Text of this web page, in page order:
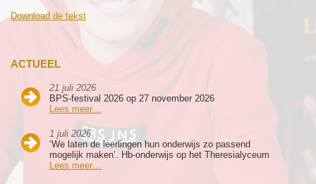
ACTUEEL
21 juli 2026
BPS-festival 2026 op 27 november 2026
Lees meer…
1 juli 2026
‘We laten de leerlingen hun onderwijs zo passend
mogelijk maken’. Hb-onderwijs op het Theresialyceum
Lees meer…
Download de tekst